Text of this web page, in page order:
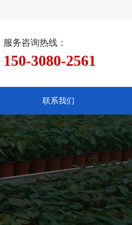
服务咨询热线：
150-3080-2561
联系我们